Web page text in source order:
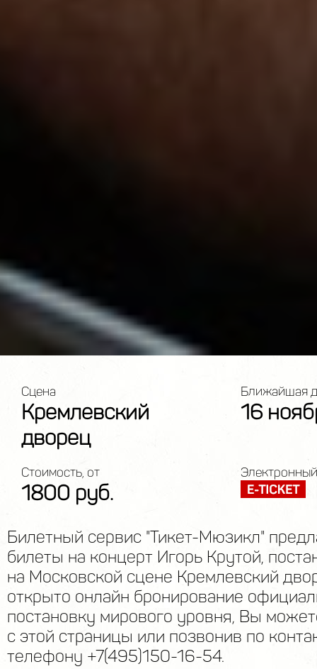
Сцена
Кремлевский
дворец
Ближайшая
16
Стоимость, от
1800 руб.
Билетный сервис "Тикет-Мюзикл"
билеты на концерт Игорь Крутой,
на Московской сцене Кремлевский
открыто онлайн бронирование
постановку мирового уровня, Вы
с этой страницы или позвонив по
телефону +7(495)150-16-54.